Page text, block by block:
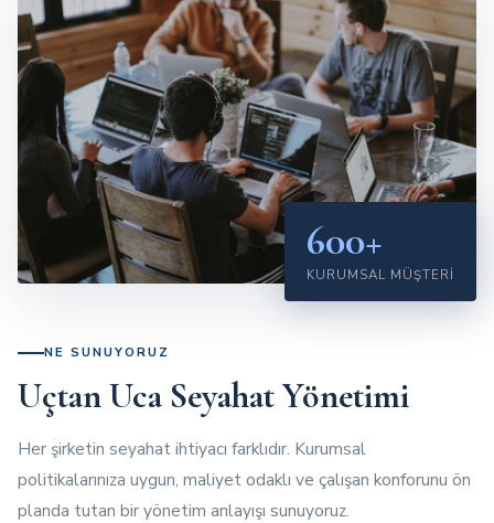
600+
KURUMSAL MÜŞTERI
NE SUNUYORUZ
Uçtan Uca Seyahat Yönetimi
Her şirketin seyahat ihtiyacı farklıdır. Kurumsal
politikalarınıza uygun, maliyet odaklı ve çalışan konforunu ön
planda tutan bir yönetim anlayışı sunuyoruz.